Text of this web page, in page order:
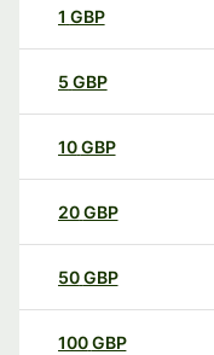
1 GBP
5 GBP
10GBP
20GBP
50GBP
100GBP